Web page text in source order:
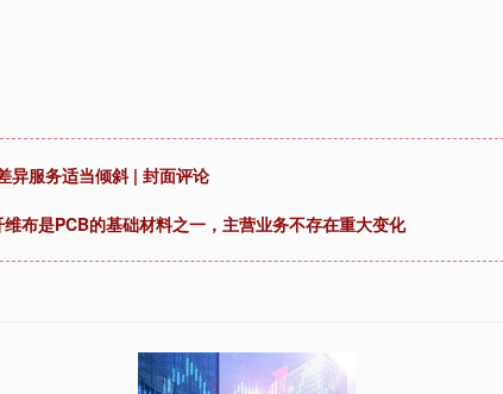
异服务适当倾斜 | 封面评论
布是PCB的基础材料之一，主营业务不存在重大变化